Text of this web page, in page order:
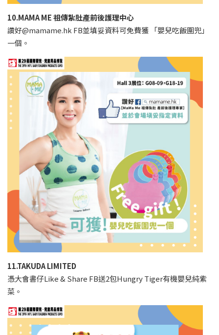
10.MAMA ME 祖傳紮肚產前後護理中心
讚好@mamame.hk FB並填妥資料可免費獲 「嬰兒吃飯圍兜」
一個。
11.TAKUDA LIMITED
憑大會書仔Like & Share FB送2包Hungry Tiger有機嬰兒純紫
菜。